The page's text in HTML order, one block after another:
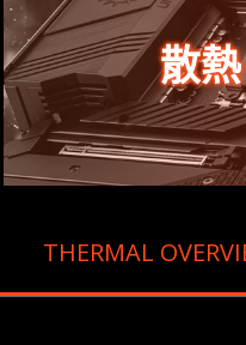
散熱
THERMAL